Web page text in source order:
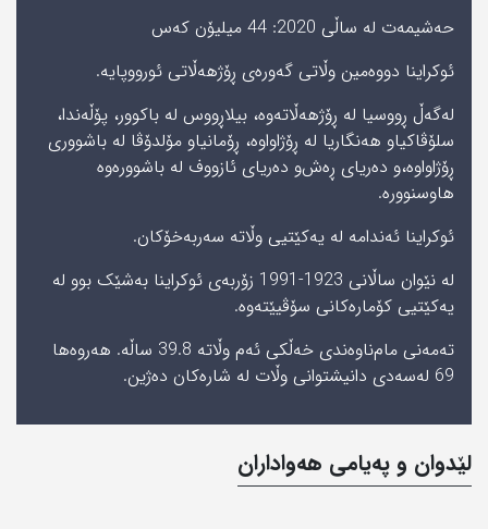
حه‌شیمه‌ت له‌ ساڵی‌ 2020: 44 میلیۆن‌ كه‌س
ئوکراینا دووەمین وڵاتی گەورەی ڕۆژھەڵاتی ئورووپایە.
لەگەڵ ڕووسیا لە ڕۆژھەڵاتەوە، بیلاڕووس لە باکوور، پۆڵەندا،
سلۆڤاکیا‌و ھەنگاریا لە ڕۆژاواوە، ڕۆمانیا‌و مۆلدۆڤا لە باشووری
ڕۆژاواوە،‌و دەریای ڕەش‌و دەریای ئازووف لە باشوورەوە
ھاوسنوورە.
ئوکراینا ئەندامە لە یەکێتیی وڵاتە سەربەخۆکان.
لە نێوان ساڵانی 1923-1991 زۆربەی ئوکراینا بەشێک بوو لە
یەکێتیی کۆمارەکانی سۆڤیێتەوە.
تەمەنی مام‌ناوەندی خەڵکی ئەم وڵاتە 39.8 ساڵە. ھەروەھا
69 لەسەدی دانیشتوانی وڵات لە شارەکان دەژین.
لێدوان و په‌یامی‌ هه‌واداران